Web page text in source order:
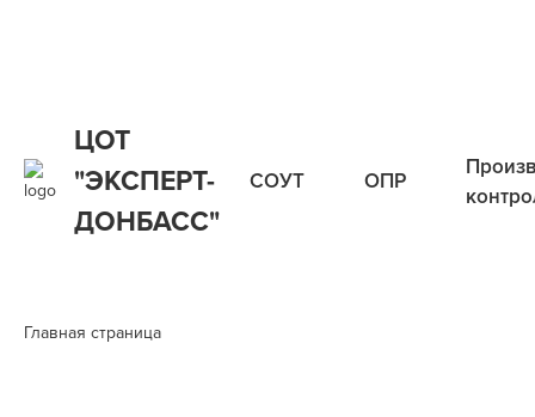
ЦОТ
"ЭКСПЕРТ-
ДОНБАСС"
СОУТ ОПР
Главная страница